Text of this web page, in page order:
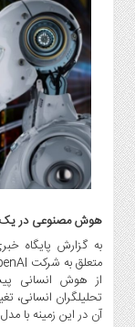
و
شهری
گاز
و
پتروشیمی
صنعت
و
خودرو
آپ
و
فن
آوری
بانک
هوش مصنوعی در یک
از هوش انسانی
تحلیلگران انسانی،
آن در این زمینه با